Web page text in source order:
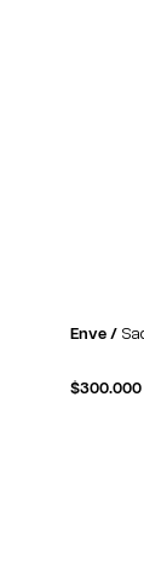
Enve /
$300.000